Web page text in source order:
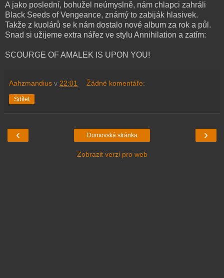
A jako poslední, bohužel neúmyslně, nám chlapci zahráli
Black Seeds of Vengeance, známý to zabiják hlasivek.
Takže z kuolárů se k nám dostalo nové album za rok a půl.
Snad si užijeme extra nářez ve stylu Annihilation a zatím:
SCOURGE OF AMALEK IS UPON YOU!
Aahzmandius v 22:01 Žádné komentáře:
Sdílet
‹ ›
Domovská stránka
Zobrazit verzi pro web